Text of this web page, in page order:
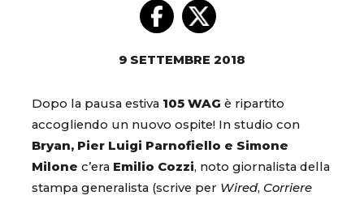
9 SETTEMBRE 2018
Dopo la pausa estiva 105 WAG è ripartito
accogliendo un nuovo ospite! In studio con
Bryan, Pier Luigi Parnofiello e Simone
Milone c’era Emilio Cozzi, noto giornalista della
stampa generalista (scrive per Wired, Corriere